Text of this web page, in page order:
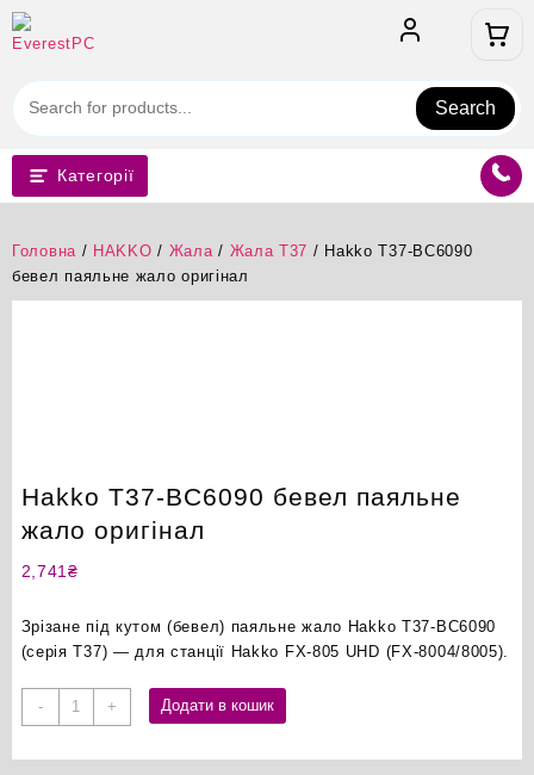
Перейти
до
Search
Категорії
Головна / HAKKO / Жала / Жала T37 / Hakko T37-BC6090
бевел паяльне жало оригінал
Hakko T37-BC6090 бевел паяльне
жало оригінал
2,741 ₴
Зрізане під кутом (бевел) паяльне жало Hakko T37-BC6090
(серія T37) — для станції Hakko FX-805 UHD (FX-8004/8005).
-
Hakko
T37-
+ Додати в кошик